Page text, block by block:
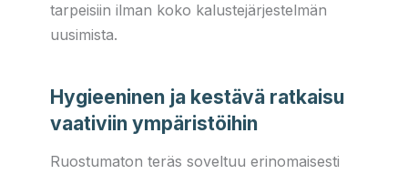
tarpeisiin ilman koko kalustejärjestelmän
uusimista.
Hygieeninen ja kestävä ratkaisu
vaativiin ympäristöihin
Ruostumaton teräs soveltuu erinomaisesti